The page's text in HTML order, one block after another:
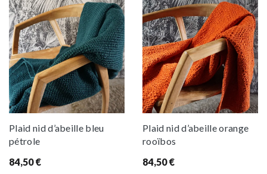
Plaid nid d’abeille bleu
pétrole
84,50€
Plaid nid d’abeille orange
rooïbos
84,50€